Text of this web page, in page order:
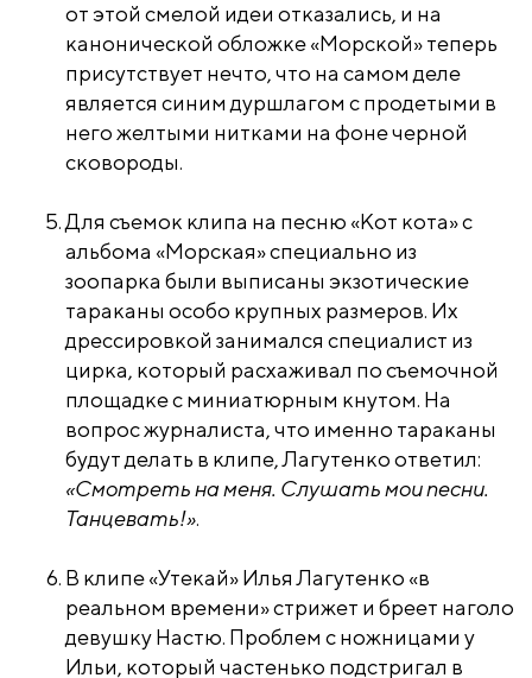
от этой смелой идеи отказались, и на
канонической обложке «Морской» теперь
присутствует нечто, что на самом деле
является синим дуршлагом с продетыми в
него желтыми нитками на фоне черной
сковороды.
Для съемок клипа на песню «Кот кота» с
альбома «Морская» специально из
зоопарка были выписаны экзотические
тараканы особо крупных размеров. Их
дрессировкой занимался специалист из
цирка, который расхаживал по съемочной
площадке с миниатюрным кнутом. На
вопрос журналиста, что именно тараканы
будут делать в клипе, Лагутенко ответил:
«Смотреть на меня. Слушать мои песни.
Танцевать!».
В клипе «Утекай» Илья Лагутенко «в
реальном времени» стрижет и бреет наголо
девушку Настю. Проблем с ножницами у
Ильи, который частенько подстригал в